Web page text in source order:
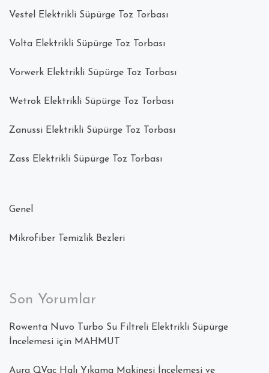
Vestel Elektrikli Süpürge Toz Torbası
Volta Elektrikli Süpürge Toz Torbası
Vorwerk Elektrikli Süpürge Toz Torbası
Wetrok Elektrikli Süpürge Toz Torbası
Zanussi Elektrikli Süpürge Toz Torbası
Zass Elektrikli Süpürge Toz Torbası
Genel
Mikrofiber Temizlik Bezleri
Son Yorumlar
Rowenta Nuvo Turbo Su Filtreli Elektrikli Süpürge
İncelemesi için MAHMUT
Aura QVac Halı Yıkama Makinesi İncelemesi ve